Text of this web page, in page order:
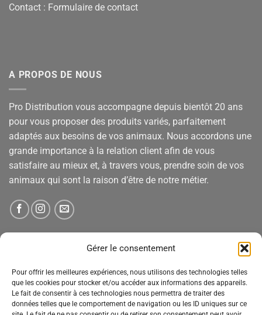
Gérer le consentement
Pour offrir les meilleures expériences, nous utilisons des technologies telles
que les cookies pour stocker et/ou accéder aux informations des appareils.
Le fait de consentir à ces technologies nous permettra de traiter des
données telles que le comportement de navigation ou les ID uniques sur ce
Contact : Formulaire de contact
A PROPOS DE NOUS
Pro Distribution vous accompagne depuis bientôt 20 ans
pour vous proposer des produits variés, parfaitement
adaptés aux besoins de vos animaux. Nous accordons une
grande importance à la relation client afin de vous
satisfaire au mieux et, à travers vous, prendre soin de vos
animaux qui sont la raison d’être de notre métier.
Tenez-vous informé des nouveautés, des offres spéciales
et des remises.